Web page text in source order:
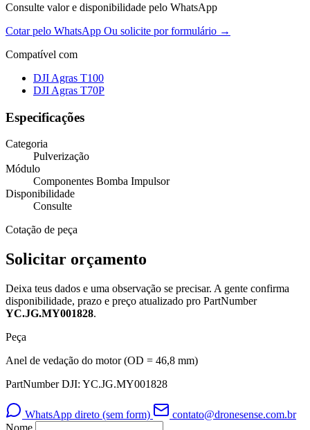
Consulte valor e disponibilidade pelo WhatsApp
Cotar pelo WhatsApp Ou solicite por formulário →
Compatível com
DJI Agras T100
DJI Agras T70P
Especificações
Categoria
Pulverização
Módulo
Componentes Bomba Impulsor
Disponibilidade
Consulte
Cotação de peça
Solicitar orçamento
Deixa teus dados e uma observação se precisar. A gente confirma
disponibilidade, prazo e preço atualizado pro PartNumber
YC.JG.MY001828.
Peça
Anel de vedação do motor (OD = 46,8 mm)
PartNumber DJI: YC.JG.MY001828
WhatsApp direto (sem form)
contato@dronesense.com.br
Nome